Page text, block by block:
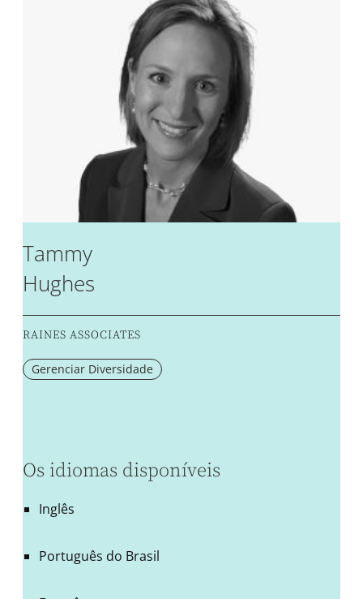
Tammy
Hughes
RAINES ASSOCIATES
Gerenciar Diversidade
Os idiomas disponíveis
Inglês
Português do Brasil